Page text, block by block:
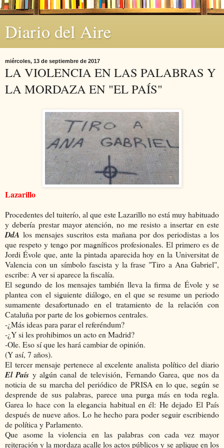
Diario del Aire
miércoles, 13 de septiembre de 2017
LA VIOLENCIA EN LAS PALABRAS Y
LA MORDAZA EN "EL PAÍS"
Lazarillo
Procedentes del tuiterío, al que este Lazarillo no está muy habituado
y debería prestar mayor atención, no me resisto a insertar en este
DdA los mensajes suscritos esta mañana por dos periodistas a los
que respeto y tengo por magníficos profesionales. El primero es de
Jordi Évole que, ante la pintada aparecida hoy en la Universitat de
Valencia con un símbolo fascista y la frase "Tiro a Ana Gabriel",
escribe: A ver si aparece la fiscalía.
El segundo de los mensajes también lleva la firma de Évole y se
plantea con el siguiente diálogo, en el que se resume un periodo
sumamente desafortunado en el tratamiento de la relación con
Cataluña por parte de los gobiernos centrales.
-¿Más ideas para parar el referéndum?
-¿Y si les prohibimos un acto en Madrid?
-Ole. Eso sí que les hará cambiar de opinión.
(Y así, 7 años).
El tercer mensaje pertenece al excelente analista político del diario
El País y algún canal de televisión, Fernando Garea, que nos da
noticia de su marcha del periódico de PRISA en lo que, según se
desprende de sus palabras, parece una purga más en toda regla.
Garea lo hace con la elegancia habitual en él: He dejado El País
después de nueve años. Lo he hecho para poder seguir escribiendo
de política y Parlamento.
Que asome la violencia en las palabras con cada vez mayor
reiteración y la mordaza acalle los actos públicos y se aplique en los